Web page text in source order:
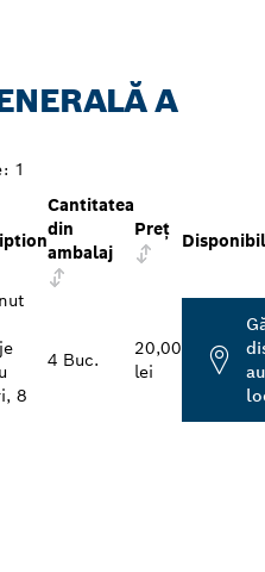
A
1
Cantitatea
din
ambalaj
Preţ
8
4 Buc.
20,00
lei